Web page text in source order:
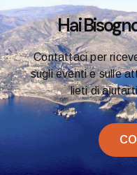
Hai
Contattaci per
sugli eventi e sulle
lieti di